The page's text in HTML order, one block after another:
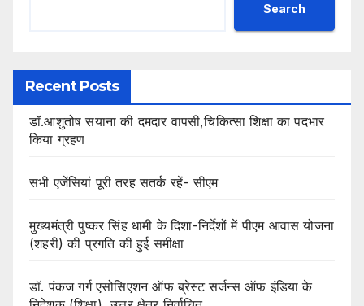
Search
Recent Posts
डॉ.आशुतोष सयाना की दमदार वापसी,चिकित्सा शिक्षा का पदभार
किया ग्रहण
सभी एजेंसियां पूरी तरह सतर्क रहें- सीएम
मुख्यमंत्री पुष्कर सिंह धामी के दिशा-निर्देशों में पीएम आवास योजना
(शहरी) की प्रगति की हुई समीक्षा
डॉ. पंकज गर्ग एसोसिएशन ऑफ ब्रेस्ट सर्जन्स ऑफ इंडिया के